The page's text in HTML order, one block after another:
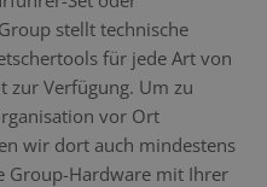
stellt technische
für jede Art von
zur Verfügung. Um zu
vor Ort
wir dort auch mindestens
Group-Hardware mit Ihrer